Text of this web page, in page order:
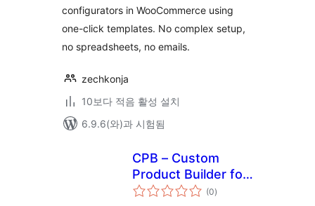
configurators in WooCommerce using
one-click templates. No complex setup,
no spreadsheets, no emails.
zechkonja
10보다 적음 활성 설치
6.9.6(와)과 시험됨
CPB – Custom
Product Builder for
WooCommerce
(0전
체)